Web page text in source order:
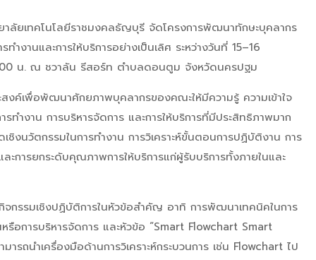
ลัยเทคโนโลยีราชมงคลธัญบุรี จัดโครงการพัฒนาทักษะบุคลากร
ำงานและการให้บริการอย่างเป็นเลิศ ระหว่างวันที่ 15–16
น. ณ ชวาลัน รีสอร์ท ตำบลดอนตูม จังหวัดนครปฐม
สงค์เพื่อพัฒนาศักยภาพบุคลากรของคณะให้มีความรู้ ความเข้าใจ
รทำงาน การบริหารจัดการ และการให้บริการที่มีประสิทธิภาพมาก
ชิงนวัตกรรมในการทำงาน การวิเคราะห์ขั้นตอนการปฏิบัติงาน การ
ะการยกระดับคุณภาพการให้บริการแก่ผู้รับบริการทั้งภายในและ
จกรรมเชิงปฏิบัติการในหัวข้อสำคัญ อาทิ การพัฒนาเทคนิคในการ
รือการบริหารจัดการ และหัวข้อ “Smart Flowchart Smart
รถนำเครื่องมือด้านการวิเคราะห์กระบวนการ เช่น Flowchart ไป